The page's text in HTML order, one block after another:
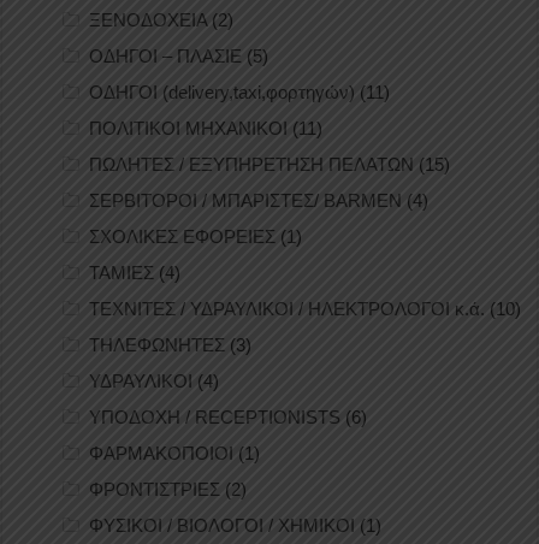
ΞΕΝΟΔΟΧΕΙΑ(2)
ΟΔΗΓΟΙ – ΠΛΑΣΙΕ (5)
ΟΔΗΓΟΙ (delivery,taxi,φορτηγών) (11)
ΠΟΛΙΤΙΚΟΙ ΜΗΧΑΝΙΚΟΙ (11)
ΠΩΛΗΤΕΣ / ΕΞΥΠΗΡΕΤΗΣΗ ΠΕΛΑΤΩΝ (15)
ΣΕΡΒΙΤΟΡΟΙ / ΜΠΑΡΙΣΤΕΣ/ BARMEN (4)
ΣΧΟΛΙΚΕΣ ΕΦΟΡΕΙΕΣ (1)
ΤΑΜΙΕΣ (4)
ΤΕΧΝΙΤΕΣ / ΥΔΡΑΥΛΙΚΟΙ / ΗΛΕΚΤΡΟΛΟΓΟΙ κ.ά. (10)
ΤΗΛΕΦΩΝΗΤΕΣ (3)
ΥΔΡΑΥΛΙΚΟΙ (4)
ΥΠΟΔΟΧΗ / RECEPTIONISTS (6)
ΦΑΡΜΑΚΟΠΟΙΟΙ (1)
ΦΡΟΝΤΙΣΤΡΙΕΣ (2)
ΦΥΣΙΚΟΙ / ΒΙΟΛΟΓΟΙ / ΧΗΜΙΚΟΙ (1)